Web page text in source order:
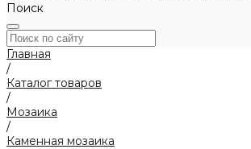
Поиск
Главная
/
Каталог товаров
/
Мозаика
/
Каменная мозаика